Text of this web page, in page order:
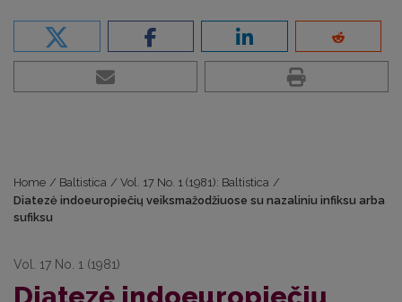
Home / Baltistica / Vol. 17 No. 1 (1981): Baltistica /
Diatezė indoeuropiečių veiksmažodžiuose su nazaliniu infiksu arba
sufiksu
Vol. 17 No. 1 (1981)